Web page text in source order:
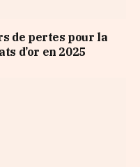
de pertes pour la
d’or en 2025